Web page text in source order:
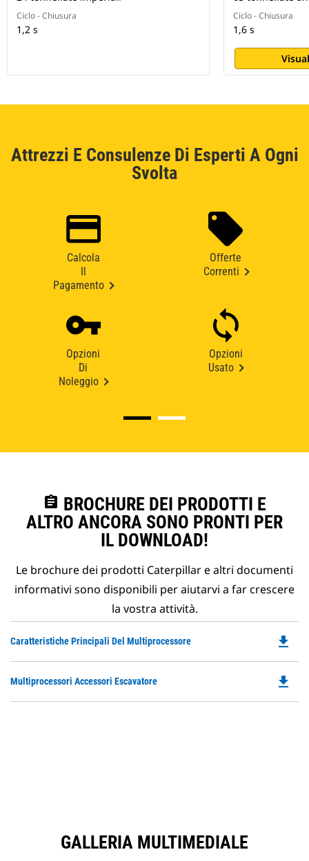
Ciclo - Chiusura
1,2 s
Ciclo - Chiusura
1,6 s
Attrezzi E Consulenze Di Esperti A Ogni
Svolta
Calcola
Pagamento
Offerte
Correnti
Opzioni
Di
Noleggio
Opzioni
Usato
assignment BROCHURE DEI PRODOTTI E
ALTRO ANCORA SONO PRONTI PER
IL DOWNLOAD!
Le brochure dei prodotti Caterpillar e altri documenti
informativi sono disponibili per aiutarvi a far crescere
la vostra attività.
Caratteristiche Principali Del Multiprocessore
a
file_download
Multiprocessori Accessori Escavatore file_download
GALLERIA MULTIMEDIALE